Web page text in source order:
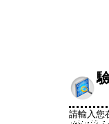
請輸入您